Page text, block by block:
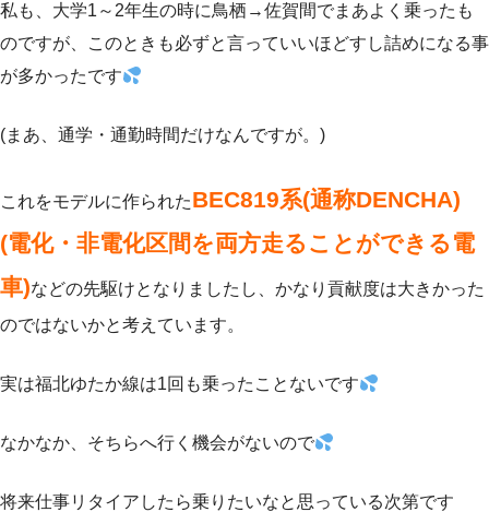
私も、大学1～2年生の時に鳥栖→佐賀間でまあよく乗ったも
のですが、このときも必ずと言っていいほどすし詰めになる事
が多かったです
(まあ、通学・通勤時間だけなんですが。)
これをモデルに作られたBEC819系(通称DENCHA)
(電化・非電化区間を両方走ることができる電
車)などの先駆けとなりましたし、かなり貢献度は大きかった
のではないかと考えています。
実は福北ゆたか線は1回も乗ったことないです
なかなか、そちらへ行く機会がないので
将来仕事リタイアしたら乗りたいなと思っている次第です